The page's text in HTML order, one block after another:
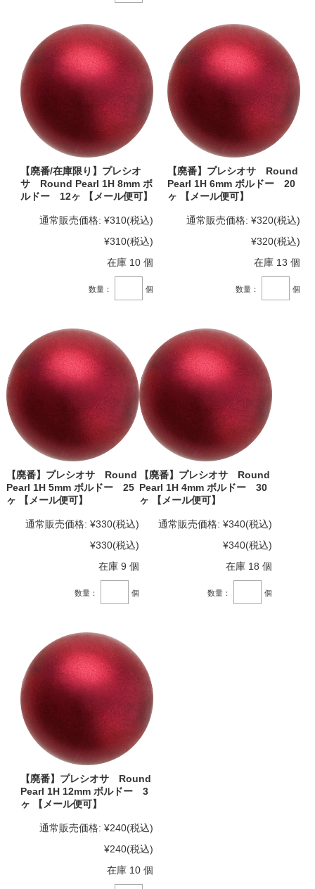
【廃番/在庫限り】プレシオ
サ Round Pearl 1H 8mm ボ
ルドー 12ヶ 【メール便可】
通常販売価格: ¥310(税込)
¥310(税込)
在庫 10 個
数量： 個
【廃番】プレシオサ Round
Pearl 1H 6mm ボルドー 20
ヶ 【メール便可】
通常販売価格: ¥320(税込)
¥320(税込)
在庫 13 個
数量： 個
【廃番】プレシオサ Round
Pearl 1H 5mm ボルドー 25
ヶ 【メール便可】
通常販売価格: ¥330(税込)
¥330(税込)
在庫 9 個
数量： 個
【廃番】プレシオサ Round
Pearl 1H 4mm ボルドー 30
ヶ 【メール便可】
通常販売価格: ¥340(税込)
¥340(税込)
在庫 18 個
数量： 個
【廃番】プレシオサ Round
Pearl 1H 12mm ボルドー 3
ヶ 【メール便可】
通常販売価格: ¥240(税込)
¥240(税込)
在庫 10 個